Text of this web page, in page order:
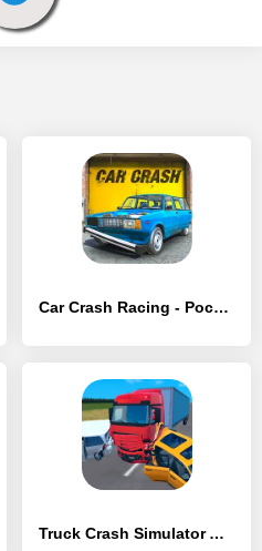
Car Crash Racing - Россия - [MOD Много денег]
Truck Crash Simulator Accident - [MOD Бесконечные монеты]